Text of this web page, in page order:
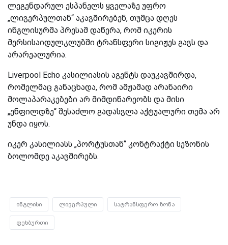
ლეგენდარულ ესპანელს ყველაზე უფრო
„ლივერპულთან“ აკავშირებენ, თუმცა დღეს
ინგლისურმა პრესამ დაწერა, რომ იკერის
მერსისაიდულკლუბში ტრანსფერი სიგიჟეს გავს და
არარეალურია.
Liverpool Echo კასილიასის აგენტს დაუკავშირდა,
რომელმაც განაცხადა, რომ ამჟამად არანაირი
მოლაპარაკებები არ მიმდინარეობს და მისი
„ენფილდზე“ შესაძლო გადასვლა აქტუალური თემა არ
უნდა იყოს.
იკერ კასილიასს „პორტუსთან“ კონტრაქტი სეზონის
ბოლომდე აკავშირებს.
ინგლისი ლივერპული სატრანსფერო ზონა
ფეხბურთი